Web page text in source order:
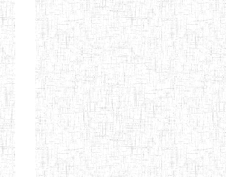
ENI
Chercher:
Effacer les filtres
Denomination
Type